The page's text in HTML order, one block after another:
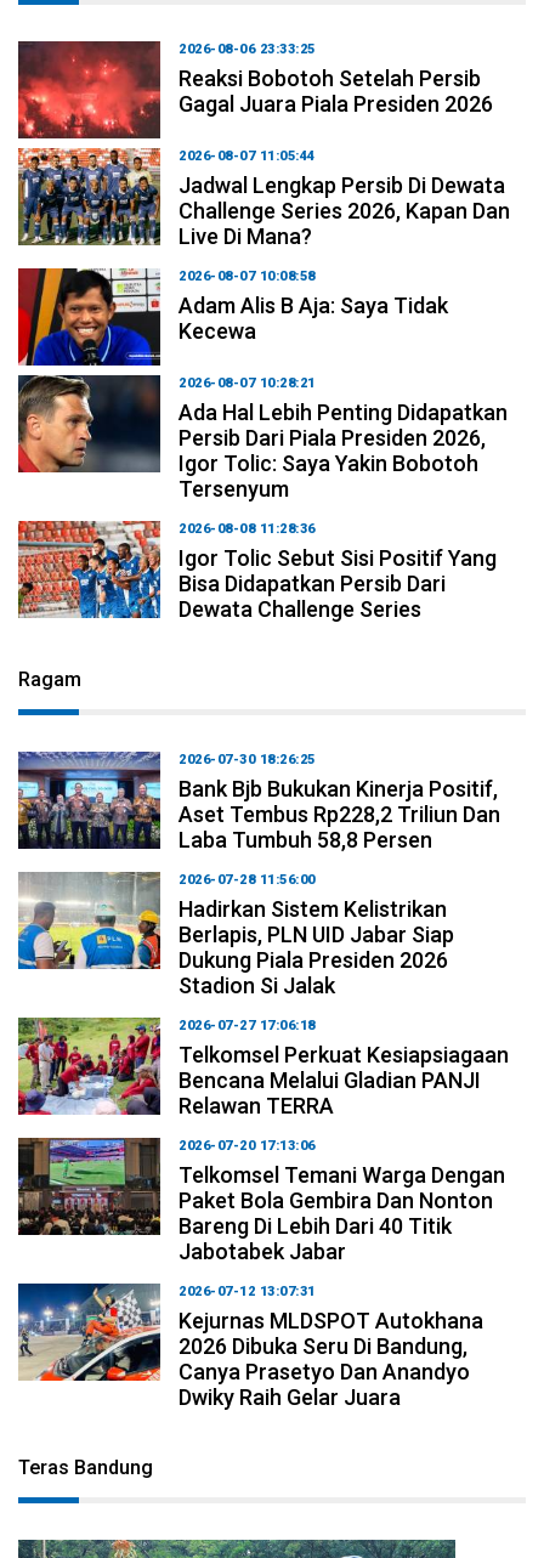
2026-08-06 23:33:25
Reaksi Bobotoh Setelah Persib
Gagal Juara Piala Presiden 2026
2026-08-07 11:05:44
Jadwal Lengkap Persib Di Dewata
Challenge Series 2026, Kapan Dan
Live Di Mana?
2026-08-07 10:08:58
Adam Alis B Aja: Saya Tidak
Kecewa
2026-08-07 10:28:21
Ada Hal Lebih Penting Didapatkan
Persib Dari Piala Presiden 2026,
Igor Tolic: Saya Yakin Bobotoh
Tersenyum
2026-08-08 11:28:36
Igor Tolic Sebut Sisi Positif Yang
Bisa Didapatkan Persib Dari
Dewata Challenge Series
Ragam
2026-07-30 18:26:25
Bank Bjb Bukukan Kinerja Positif,
Aset Tembus Rp228,2 Triliun Dan
Laba Tumbuh 58,8 Persen
2026-07-28 11:56:00
Hadirkan Sistem Kelistrikan
Berlapis, PLN UID Jabar Siap
Dukung Piala Presiden 2026
Stadion Si Jalak
2026-07-27 17:06:18
Telkomsel Perkuat Kesiapsiagaan
Bencana Melalui Gladian PANJI
Relawan TERRA
2026-07-20 17:13:06
Telkomsel Temani Warga Dengan
Paket Bola Gembira Dan Nonton
Bareng Di Lebih Dari 40 Titik
Jabotabek Jabar
2026-07-12 13:07:31
Kejurnas MLDSPOT Autokhana
2026 Dibuka Seru Di Bandung,
Canya Prasetyo Dan Anandyo
Dwiky Raih Gelar Juara
Teras Bandung